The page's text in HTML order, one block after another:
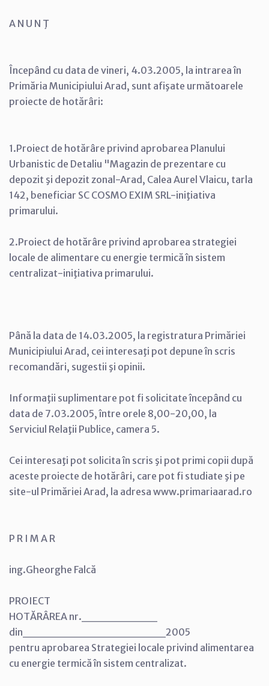
A N U N Ţ
Începând cu data de vineri, 4.03.2005, la intrarea în
Primăria Municipiului Arad, sunt afişate următoarele
proiecte de hotărâri:
1.Proiect de hotărâre privind aprobarea Planului
Urbanistic de Detaliu "Magazin de prezentare cu
depozit şi depozit zonal-Arad, Calea Aurel Vlaicu, tarla
142, beneficiar SC COSMO EXIM SRL-iniţiativa
primarului.
2.Proiect de hotărâre privind aprobarea strategiei
locale de alimentare cu energie termică în sistem
centralizat-iniţiativa primarului.
Până la data de 14.03.2005, la registratura Primăriei
Municipiului Arad, cei interesaţi pot depune în scris
recomandări, sugestii şi opinii.
Informaţii suplimentare pot fi solicitate începând cu
data de 7.03.2005, între orele 8,00-20,00, la
Serviciul Relaţii Publice, camera 5.
Cei interesaţi pot solicita în scris şi pot primi copii după
aceste proiecte de hotărâri, care pot fi studiate şi pe
site-ul Primăriei Arad, la adresa www.primariaarad.ro
P R I M A R
ing.Gheorghe Falcă
PROIECT
HOTĂRÂREA nr._________
din_________________2005
pentru aprobarea Strategiei locale privind alimentarea
cu energie termică în sistem centralizat.